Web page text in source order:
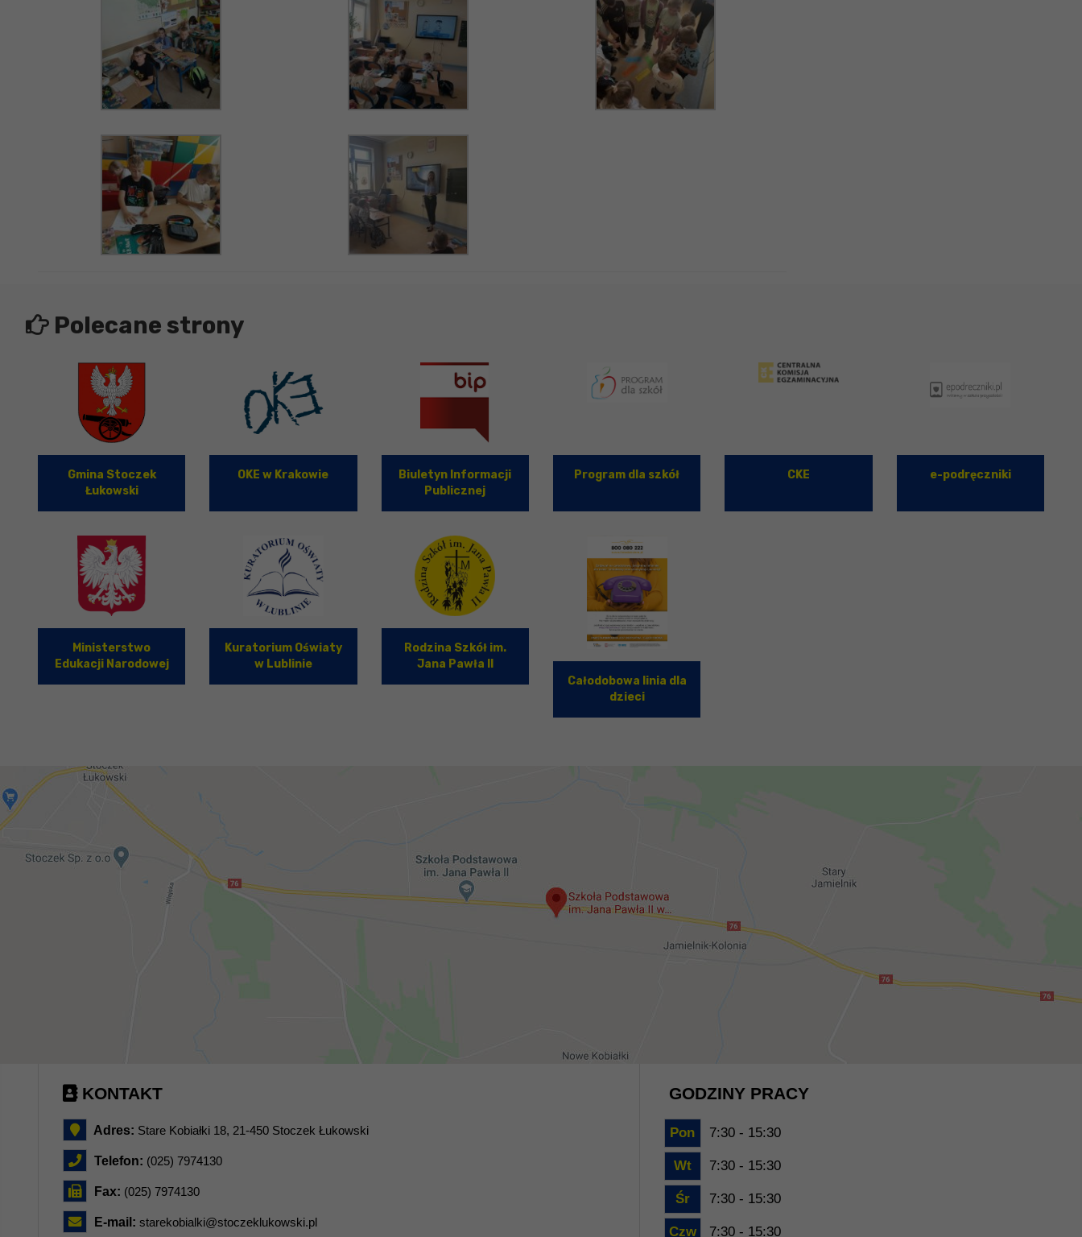
Polecane strony
Gmina Stoczek
Łukowski
OKE w Krakowie
Biuletyn Informacji
Publicznej
Program dla szkół CKE e-podręczniki
Ministerstwo
Edukacji Narodowej
Kuratorium Oświaty
w Lublinie
Rodzina Szkół im.
Jana Pawła II
Całodobowa linia dla
dzieci
KONTAKT
Adres: Stare Kobiałki 18, 21-450 Stoczek Łukowski
Telefon: (025) 7974130
Fax: (025) 7974130
E-mail: starekobialki@stoczeklukowski.pl
GODZINY PRACY
Pon 7:30 - 15:30
Wt 7:30 - 15:30
Śr 7:30 - 15:30
Czw 7:30 - 15:30